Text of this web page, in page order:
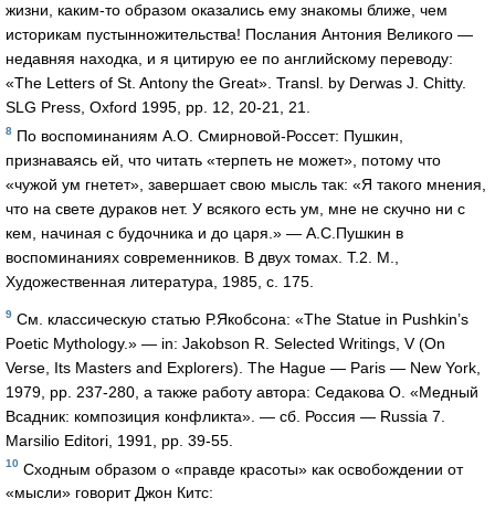
жизни, каким-то образом оказались ему знакомы ближе, чем
историкам пустынножительства! Послания Антония Великого —
недавняя находка, и я цитирую ее по английскому переводу:
«The Letters of St. Antony the Great». Transl. by Derwas J. Chitty.
SLG Press, Oxford 1995, pp. 12, 20-21, 21.
8 По воспоминаниям А.О. Смирновой-Россет: Пушкин,
признаваясь ей, что читать «терпеть не может», потому что
«чужой ум гнетет», завершает свою мысль так: «Я такого мнения,
что на свете дураков нет. У всякого есть ум, мне не скучно ни с
кем, начиная с будочника и до царя.» — А.С.Пушкин в
воспоминаниях современников. В двух томах. Т.2. М.,
Художественная литература, 1985, с. 175.
9 См. классическую статью Р.Якобсона: «The Statue in Pushkin’s
Poetic Mythology.» — in: Jakobson R. Selected Writings, V (On
Verse, Its Masters and Explorers). The Hague — Paris — New York,
1979, pp. 237-280, а также работу автора: Седакова О. «Медный
Всадник: композиция конфликта». — сб. Россия — Russia 7.
Marsilio Editori, 1991, pp. 39-55.
10 Сходным образом о «правде красоты» как освобождении от
«мысли» говорит Джон Китс: